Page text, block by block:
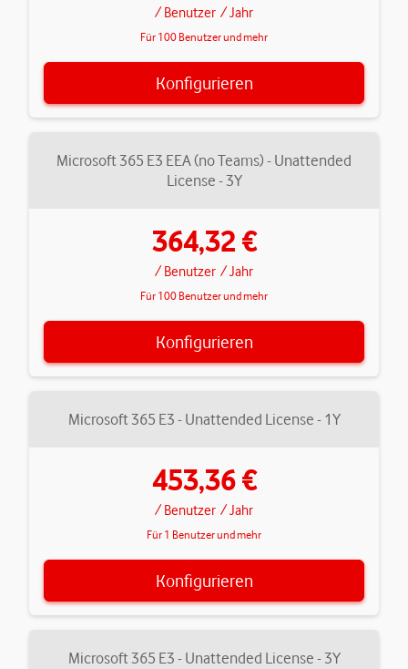
/ Benutzer / Jahr
Für 100 Benutzer und mehr
Konfigurieren
Microsoft 365 E3 EEA (no Teams) - Unattended
License - 3Y
364,32 €
/ Benutzer / Jahr
Für 100 Benutzer und mehr
Konfigurieren
Microsoft 365 E3 - Unattended License - 1Y
453,36 €
/ Benutzer / Jahr
Für 1 Benutzer und mehr
Konfigurieren
Microsoft 365 E3 - Unattended License - 3Y